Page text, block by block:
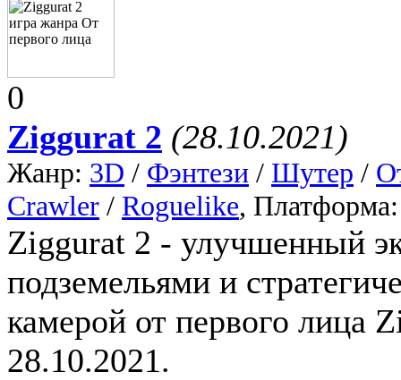
0
Ziggurat 2 (28.10.2021)
Жанр: 3D / Фэнтези / Шутер /
Crawler / Roguelike,
Ziggurat 2 - улучшенный
подземельями и
камерой от первого лица
28.10.2021.